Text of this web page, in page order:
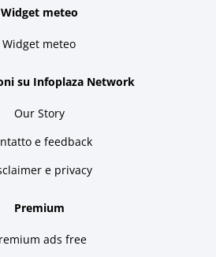
Widget meteo
Widget meteo
su Infoplaza Network
Our Story
e feedback
e privacy
Premium
ads free